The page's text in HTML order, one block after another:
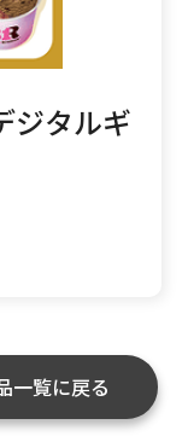
ジタルギ
一覧に戻る